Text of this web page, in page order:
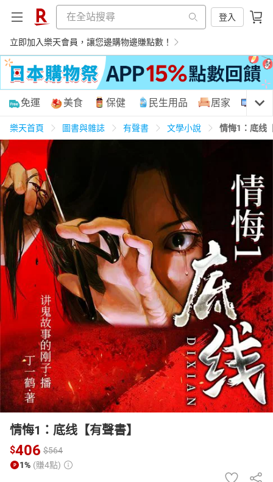
登入
立即加入樂天會員，讓您邊購物邊賺點數！
購物網分類
天天免運
居家生活 3C家電 運動休閒 親子玩具
女裝 男裝 化妝保養 情趣用品
日本購物 電子/紙本書
HOT
免運 美食 保健 民生用品 居家 3C
樂天首頁 圖書與雜誌 有聲書 文學小說 情悔1：底线
情悔1：底线【有聲書】
$406 $564
1% (賺4點)